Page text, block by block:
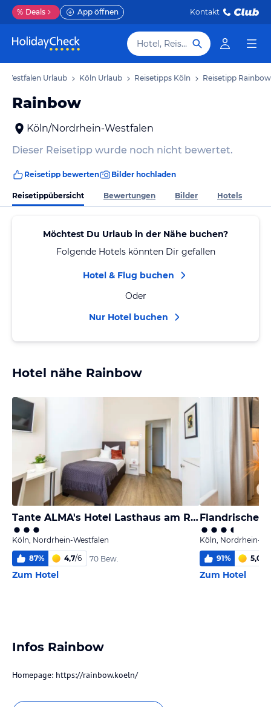
% Deals App öffnen Kontakt
Hotel, Reiseziel
Westfalen Urlaub Köln Urlaub Reisetipps Köln Reisetipp Rainbow
Rainbow
Köln/Nordrhein-Westfalen
Dieser Reisetipp wurde noch nicht bewertet.
Reisetipp bewerten Bilder hochladen
Reisetippübersicht Bewertungen Bilder Hotels
Möchtest Du Urlaub in der Nähe buchen?
Folgende Hotels könnten Dir gefallen
Hotel & Flug buchen
Oder
Nur Hotel buchen
Hotel nähe Rainbow
Tante ALMA's Hotel Lasthaus am Ring
Köln, Nordrhein-Westfalen
87% 4,7/6 70 Bew.
Zum Hotel
Flandrischer
Köln, Nordrhein-
91% 5,0
Zum Hotel
Infos Rainbow
Homepage: https://rainbow.koeln/